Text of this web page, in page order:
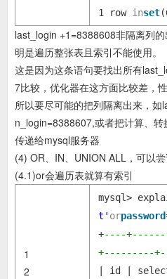
1 row inset
last_login +1=8388608非隔离列
明是遍历整张表且索引不能使用。
这是因为这条语句要找出所有
7比较，优化器在这方面比较差，性
所以要尽可能的把列隔离出来，
n_login=8388607,或者把计算、
传递给mysql服务器
(4) OR、IN、UNION ALL，可以
(4.1)or会遍历表就算有索引
1
2
mysql>
t' orpassword
+----
+---------
| id |